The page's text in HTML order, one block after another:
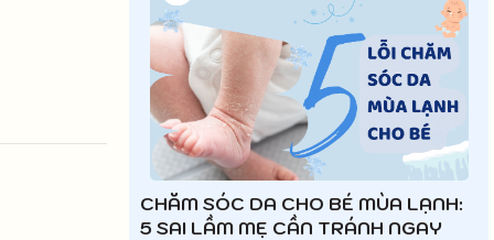
CHĂM SÓC DA CHO BÉ MÙA LẠNH:
5 SAI LẦM MẸ CẦN TRÁNH NGAY